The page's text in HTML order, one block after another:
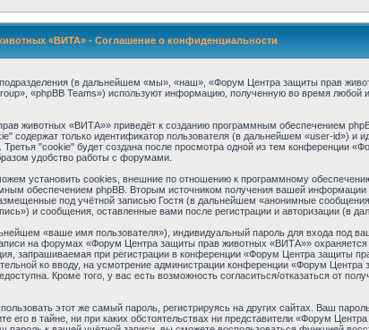
«ВИТА» - Соглашение о конфиденциальности
(в дальнейшем «мы», «наш», «Форум Центра защиты прав
«phpBB Teams») используют информацию, полученную во время любой
животных «ВИТА»» приведёт к созданию программным обеспечением
только идентификатор пользователя (в дальнейшем «user-id») и
"cookie" будет создана после просмотра одной из тем конференции
удобство работы с форумами.
установить cookies, внешние по отношению к программному обеспечению
обеспечением phpBB. Вторым источником получения вашей
под учётной записью Гостя (в дальнейшем «анонимные
и сообщения, оставленные вами после регистрации и авторизации (в
«ваше имя пользователя»), индивидуальный пароль для входа под
на форумах «Форум Центра защиты прав животных «ВИТА»» охраняется
запрашиваемая при регистрации в конференции «Форум Центра защиты
ко вводу, на усмотрение администрации конференции «Форум
Кроме того, у вас есть возможность согласиться/отказаться от
этот же самый пароль, регистрируясь на других сайтах. Ваш
в тайне, ни при каких обстоятельствах ни представители «Форум